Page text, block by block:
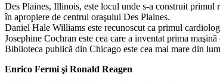
Des Plaines, Illinois, este locul unde s-a construit
în apropiere de centrul oraşului Des Plaines.
Daniel Hale Williams este recunoscut ca primul
Josephine Cochran este cea care a inventat prima
Biblioteca publică din Chicago este cea mai mare din
Enrico Fermi şi Ronald Reagen